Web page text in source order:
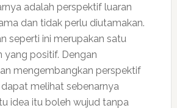
adalah perspektif luaran
dan tidak perlu diutamakan.
seperti ini merupakan satu
yang positif. Dengan
mengembangkan perspektif
melihat sebenarnya
idea itu boleh wujud tanpa